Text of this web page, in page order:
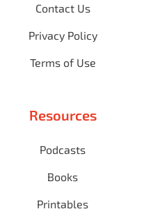
Contact Us
Privacy Policy
Terms of Use
Resources
Podcasts
Books
Printables